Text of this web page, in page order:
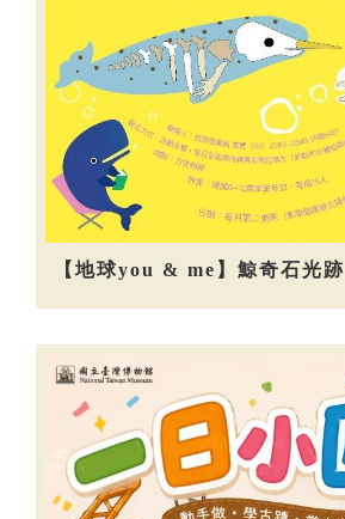
【地球you & me】鯨奇石光跡